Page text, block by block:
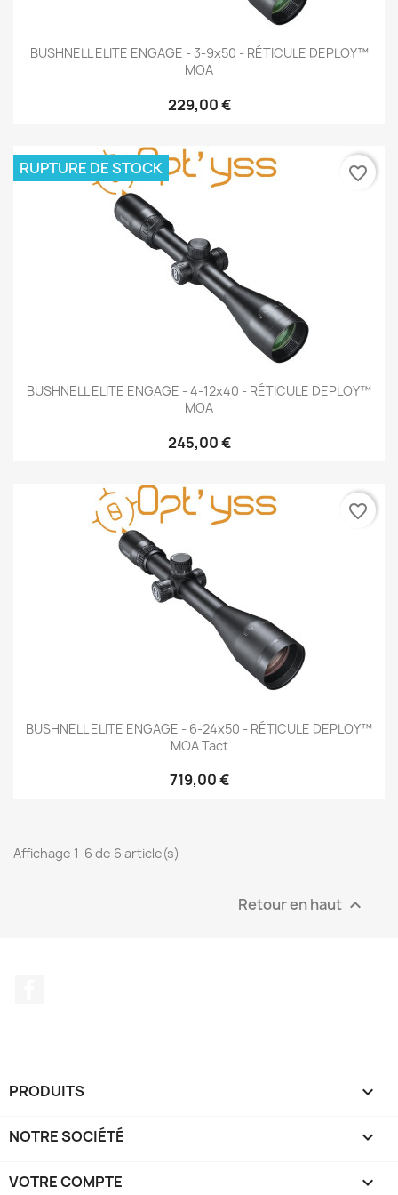
BUSHNELL ELITE ENGAGE - 3-9x50 - RÉTICULE DEPLOY™
MOA
229,00 €
BUSHNELL ELITE ENGAGE - 4-12x40 - RÉTICULE DEPLOY™
MOA
245,00 €
RUPTURE DE STOCK favorite_border
BUSHNELL ELITE ENGAGE - 6-24x50 - RÉTICULE DEPLOY™
MOA Tact
719,00 €
favorite_border
Affichage 1-6 de 6 article(s)
Retour en haut 
PRODUITS 
NOTRE SOCIÉTÉ 
VOTRE COMPTE 